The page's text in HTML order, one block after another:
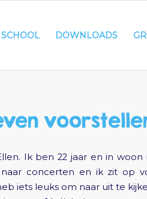
DOWNLOADS
Ik ben 22 jaar en in
concerten en ik zit op
iets leuks om naar uit te